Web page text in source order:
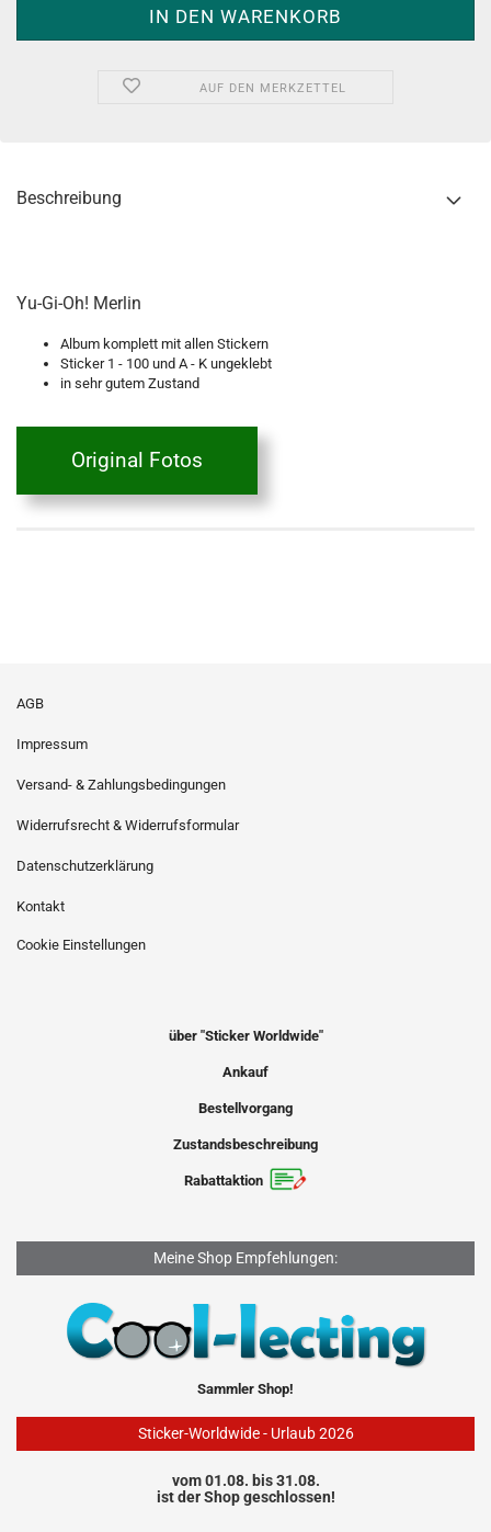
AUF DEN MERKZETTEL
Beschreibung
Yu-Gi-Oh! Merlin
Album komplett mit allen Stickern
Sticker 1 - 100 und A - K ungeklebt
in sehr gutem Zustand
Original Fotos
AGB
Impressum
Versand- & Zahlungsbedingungen
Widerrufsrecht & Widerrufsformular
Datenschutzerklärung
Kontakt
Cookie Einstellungen
über "Sticker Worldwide"
Ankauf
Bestellvorgang
Zustandsbeschreibung
Rabattaktion
Meine Shop Empfehlungen:
Sammler Shop!
Sticker-Worldwide - Urlaub 2026
vom 01.08. bis 31.08.
ist der Shop geschlossen!